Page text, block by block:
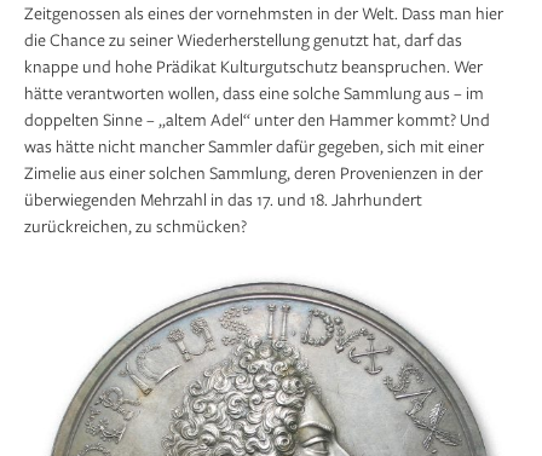
Zeitgenossen als eines der vor­nehmsten in der Welt. Dass man hier
die Chance zu seiner Wiederherstellung genutzt hat, darf das
knappe und hohe Prädikat Kulturgutschutz beanspruchen. Wer
hätte verantworten wollen, dass eine solche Sammlung aus – im
doppelten Sinne – „altem Adel“ unter den Hammer kommt? Und
was hätte nicht mancher Sammler dafür gegeben, sich mit einer
Zimelie aus einer solchen Sammlung, deren Provenienzen in der
überwiegenden Mehrzahl in das 17. und 18. Jahrhundert
zurückreichen, zu schmücken?